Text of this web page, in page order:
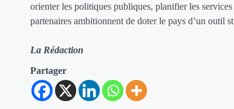
orienter les politiques publiques, planifier les
partenaires ambitionnent de doter le pays d’un outil
La Rédaction
Partager